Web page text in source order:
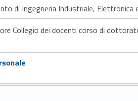
di Ingegneria Industriale, Elettronica
Collegio dei docenti corso di